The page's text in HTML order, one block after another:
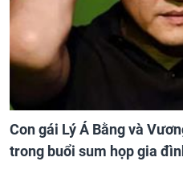
Con gái Lý Á Bằng và
trong buổi sum họp gia